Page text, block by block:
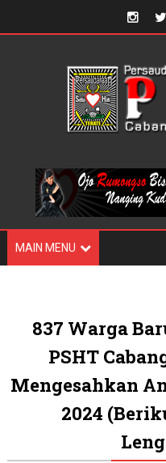
MAIN MENU
837 Warga
PSHT
Mengesahkan
2024